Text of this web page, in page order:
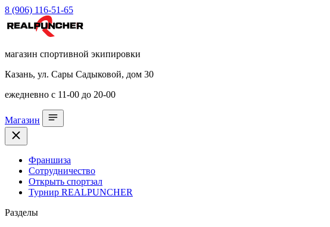
8 (906) 116-51-65
магазин спортивной экипировки
Казань, ул. Сары Садыковой, дом 30
ежедневно с 11-00 до 20-00
Магазин
Франшиза
Сотрудничество
Открыть спортзал
Турнир REALPUNCHER
Разделы